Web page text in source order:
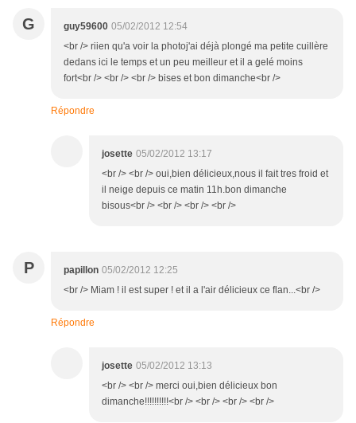
G guy59600 05/02/2012 12:54
<br /> riien qu'a voir la photoj'ai déjà plongé ma petite cuillère
dedans ici le temps et un peu meilleur et il a gelé moins
fort<br /> <br /> <br /> bises et bon dimanche<br />
Répondre
josette 05/02/2012 13:17
<br /> <br /> oui,bien délicieux,nous il fait tres froid et
il neige depuis ce matin 11h.bon dimanche
bisous<br /> <br /> <br /> <br />
P papillon 05/02/2012 12:25
<br /> Miam ! il est super ! et il a l'air délicieux ce flan...<br />
Répondre
josette 05/02/2012 13:13
<br /> <br /> merci oui,bien délicieux bon
dimanche!!!!!!!!!!<br /> <br /> <br /> <br />